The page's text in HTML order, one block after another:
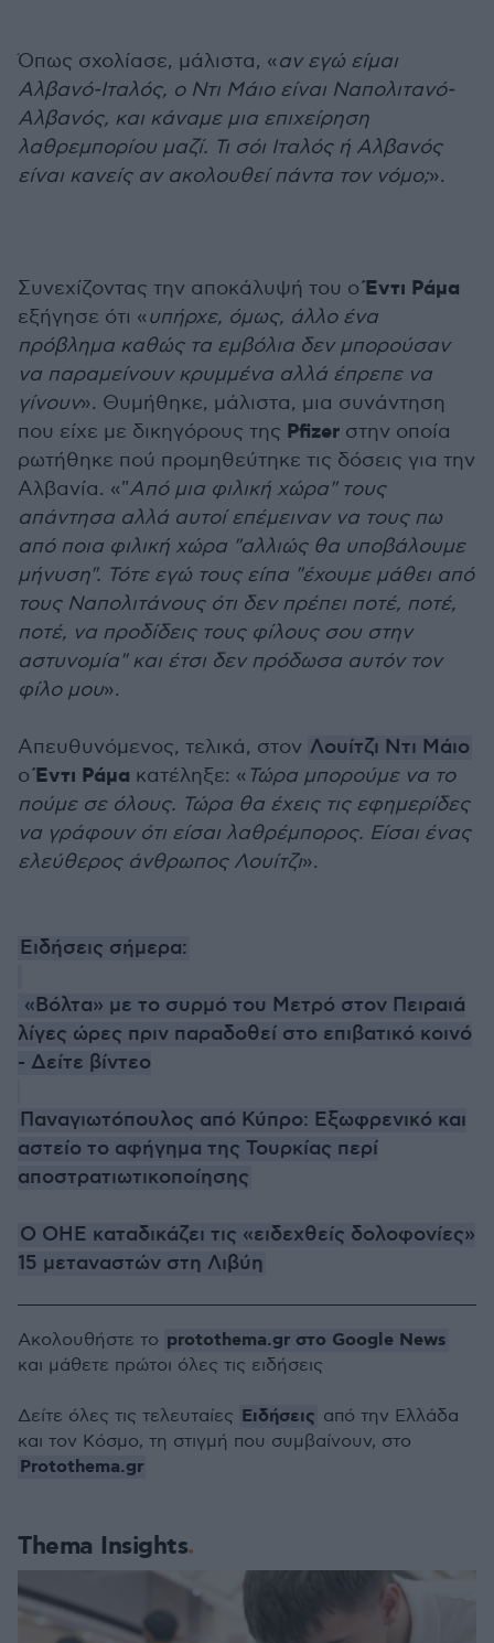
Όπως σχολίασε, μάλιστα, «αν εγώ είμαι
Αλβανό-Ιταλός, ο Ντι Μάιο είναι Ναπολιτανό-
Αλβανός, και κάναμε μια επιχείρηση
λαθρεμπορίου μαζί. Τι σόι Ιταλός ή Αλβανός
είναι κανείς αν ακολουθεί πάντα τον νόμο;».
Συνεχίζοντας την αποκάλυψή του οΈντι Ράμα
εξήγησε ότι «υπήρχε, όμως, άλλο ένα
πρόβλημα καθώς τα εμβόλια δεν μπορούσαν
να παραμείνουν κρυμμένα αλλά έπρεπε να
γίνουν». Θυμήθηκε, μάλιστα, μια συνάντηση
που είχε με δικηγόρους της Pfizer στην οποία
ρωτήθηκε πού προμηθεύτηκε τις δόσεις για την
Αλβανία. «"Από μια φιλική χώρα" τους
απάντησα αλλά αυτοί επέμειναν να τους πω
από ποια φιλική χώρα "αλλιώς θα υποβάλουμε
μήνυση". Τότε εγώ τους είπα "έχουμε μάθει από
τους Ναπολιτάνους ότι δεν πρέπει ποτέ, ποτέ,
ποτέ, να προδίδεις τους φίλους σου στην
αστυνομία" και έτσι δεν πρόδωσα αυτόν τον
φίλο μου».
Απευθυνόμενος, τελικά, στον Λουίτζι Ντι Μάιο
οΈντι Ράμα κατέληξε: « Τώρα μπορούμε να το
πούμε σε όλους. Τώρα θα έχεις τις εφημερίδες
να γράφουν ότι είσαι λαθρέμπορος. Είσαι ένας
ελεύθερος άνθρωπος Λουίτζι».
Ειδήσεις σήμερα:
«Βόλτα» με το συρμό του Μετρό στον Πειραιά
λίγες ώρες πριν παραδοθεί στο επιβατικό κοινό
- Δείτε βίντεο
Παναγιωτόπουλος από Κύπρο: Εξωφρενικό και
αστείο το αφήγημα της Τουρκίας περί
αποστρατιωτικοποίησης
Ο ΟΗΕ καταδικάζει τις «ειδεχθείς δολοφονίες»
15 μεταναστών στη Λιβύη
Thema Insights
Ακολουθήστε το protothema.gr στο Google News
και μάθετε πρώτοι όλες τις ειδήσεις
Δείτε όλες τις τελευταίες Ειδήσεις από την Ελλάδα
και τον Κόσμο, τη στιγμή που συμβαίνουν, στο
Protothema.gr